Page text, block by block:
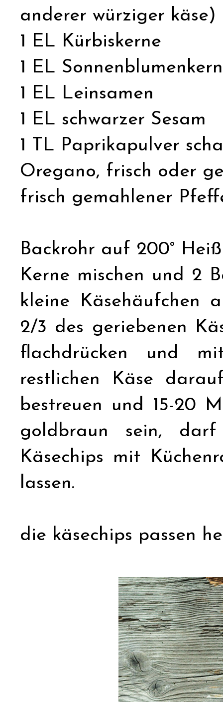
anderer würziger käse)
1 EL Kürbiskerne
1 EL
1 EL Leinsamen
1 EL schwarzer Sesam
1 TL Paprikapulver
Oregano, frisch oder
frisch gemahlener
Backrohr auf 200°
Kerne mischen und 2
kleine Käsehäufchen
2/3 des geriebenen
flachdrücken und
restlichen Käse
bestreuen und 15-20
goldbraun sein,
Käsechips mit
lassen.
die käsechips passen